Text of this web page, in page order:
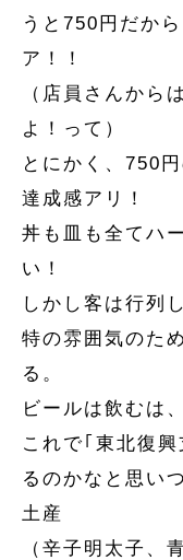
うと750円だか
ア！！
（店員さんから
よ！って）
とにかく、750
達成感アリ！
丼も皿も全てハ
い！
しかし客は行列
特の雰囲気のた
る。
ビールは飲むは
これで｢東北復
るのかなと思い
土産
（辛子明太子、